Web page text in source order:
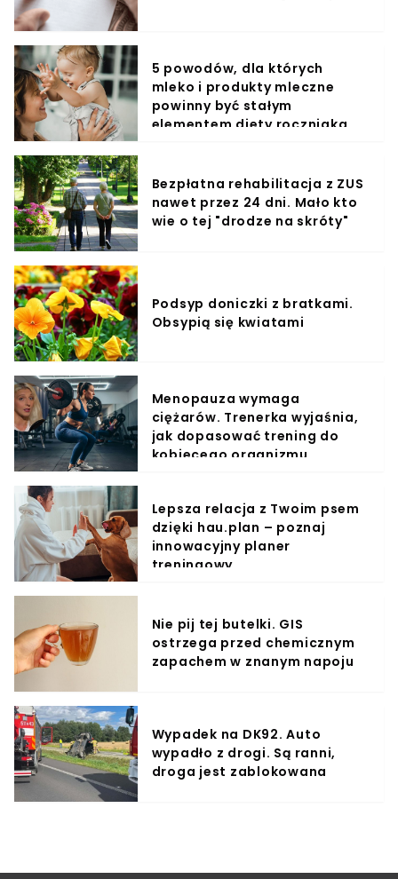
5 powodów, dla których
mleko i produkty mleczne
powinny być stałym
elementem diety roczniaka
Bezpłatna rehabilitacja z ZUS
nawet przez 24 dni. Mało kto
wie o tej "drodze na skróty"
Podsyp doniczki z bratkami.
Obsypią się kwiatami
Menopauza wymaga
ciężarów. Trenerka wyjaśnia,
jak dopasować trening do
kobiecego organizmu
Lepsza relacja z Twoim psem
dzięki hau.plan – poznaj
innowacyjny planer
treningowy
Nie pij tej butelki. GIS
ostrzega przed chemicznym
zapachem w znanym napoju
Wypadek na DK92. Auto
wypadło z drogi. Są ranni,
droga jest zablokowana